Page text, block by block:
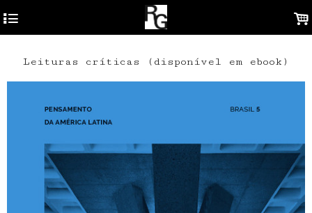
4 .
Leituras críticas (disponível em ebook)